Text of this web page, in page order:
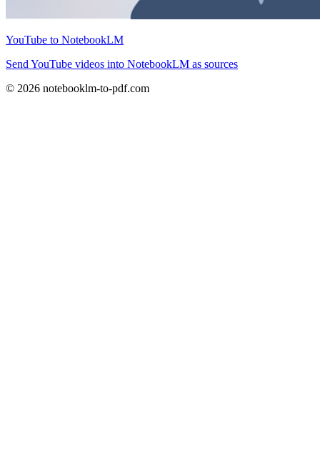
YouTube to NotebookLM
Send YouTube videos into NotebookLM as sources
© 2026 notebooklm-to-pdf.com